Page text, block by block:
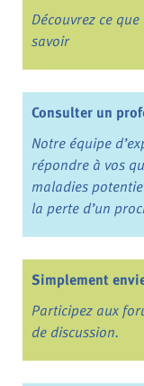
Découvrez ce
savoir
Consulter un
Notre équipe
répondre à vos
maladies
la perte d’un
Simplement
Participez aux
de discussion.